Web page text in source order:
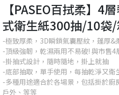
【PASEO百拭柔】4
式衛生紙300抽/10袋
-極致厚柔，3D瞬鎖氣囊壓紋，蓬厚&
-頂級強韌，乾濕兩用不易破! 與市售
-掛抽式設計，隨時隨地，掛上就抽
-底部抽取，單手使用，每抽乾淨又衛
-多種用途適合於各場景，包括掛於廚
戶外、等等